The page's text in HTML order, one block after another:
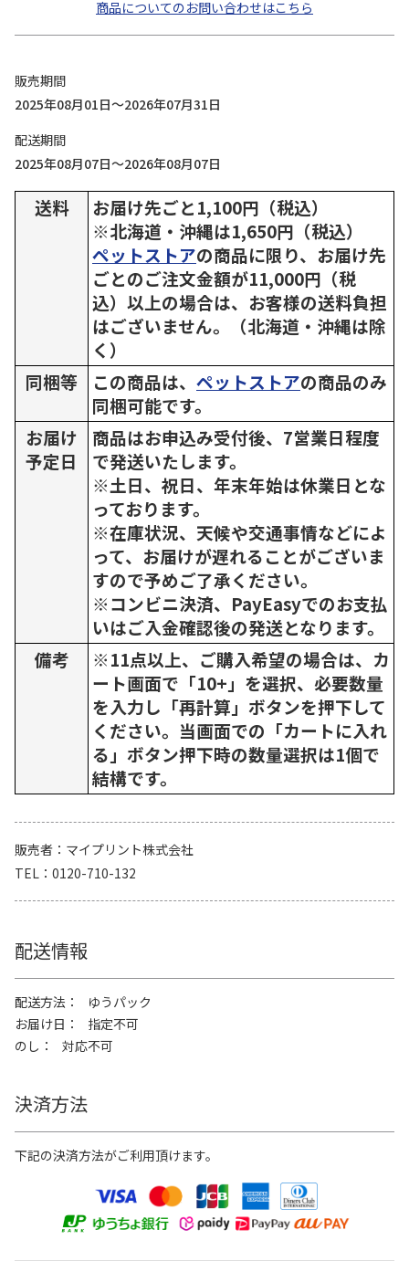
商品についてのお問い合わせはこちら
販売期間
2025年08月01日～2026年07月31日
配送期間
2025年08月07日～2026年08月07日
送料
お届け先ごと1,100円（税込）
※北海道・沖縄は1,650円（税込）
ペットストアの商品に限り、お届け先
ごとのご注文金額が11,000円（税
込）以上の場合は、お客様の送料負担
はございません。（北海道・沖縄は除
く）
同梱等
この商品は、 ペットストアの商品のみ
同梱可能です。
お届け
予定日
商品はお申込み受付後、7営業日程度
で発送いたします。
※土日、祝日、年末年始は休業日とな
っております。
※在庫状況、天候や交通事情などによ
って、お届けが遅れることがございま
すので予めご了承ください。
※コンビニ決済、PayEasyでのお支払
いはご入金確認後の発送となります。
備考
※11点以上、ご購入希望の場合は、カ
ート画面で「10+」を選択、必要数量
を入力し「再計算」ボタンを押下して
ください。当画面での「カートに入れ
る」ボタン押下時の数量選択は1個で
結構です。
販売者
マイプリント株式会社
TEL
0120-710-132
配送情報
配送方法
ゆうパック
お届け日
指定不可
のし
対応不可
決済方法
下記の決済方法がご利用頂けます。